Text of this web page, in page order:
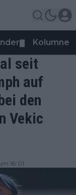
Kolumnen
seit
auf
den
Vekic
18:01